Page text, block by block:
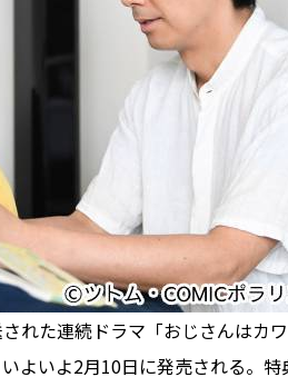
れた連続ドラマ「おじさんはカ
よいよ2月10日に発売される。